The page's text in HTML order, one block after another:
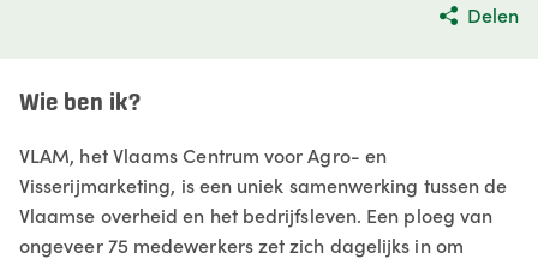
Delen
Wie ben ik?
VLAM, het Vlaams Centrum voor Agro- en
Visserijmarketing, is een uniek samenwerking tussen de
Vlaamse overheid en het bedrijfsleven. Een ploeg van
ongeveer 75 medewerkers zet zich dagelijks in om